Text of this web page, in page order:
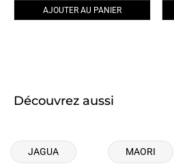
AJOUTER AU PANIER
Découvrez aussi
JAGUA MAORI